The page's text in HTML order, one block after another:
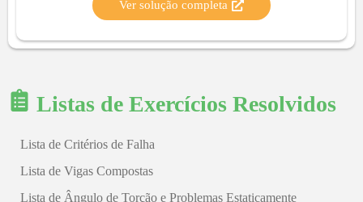
Ver solução completa
Listas de Exercícios Resolvidos
Lista de Critérios de Falha
Lista de Vigas Compostas
Lista de Ângulo de Torção e Problemas Estaticamente